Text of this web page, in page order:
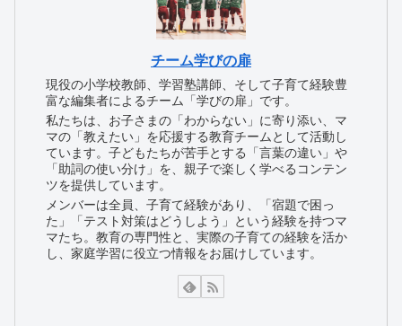
チーム学びの扉
現役の小学校教師、学習塾講師、そして子育て経験豊
富な編集者によるチーム「学びの扉」です。
私たちは、お子さまの「わからない」に寄り添い、マ
マの「教えたい」を応援する教育チームとして活動し
ています。子どもたちが苦手とする「言葉の違い」や
「助詞の使い分け」を、親子で楽しく学べるコンテン
ツを提供しています。
メンバーは全員、子育て経験があり、「宿題で困っ
た」「テスト対策はどうしよう」という経験を持つマ
マたち。教育の専門性と、実際の子育ての経験を活か
し、家庭学習に役立つ情報をお届けしています。